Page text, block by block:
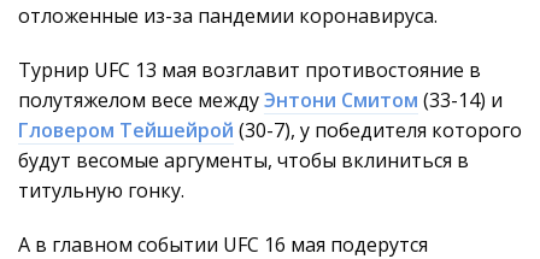
отложенные из-за пандемии коронавируса.
Турнир UFC 13 мая возглавит противостояние в
полутяжелом весе междуЭнтони Смитом (33-14) и
Гловером Тейшейрой (30-7), у победителя которого
будут весомые аргументы, чтобы вклиниться в
титульную гонку.
А в главном событии UFC 16 мая подерутся